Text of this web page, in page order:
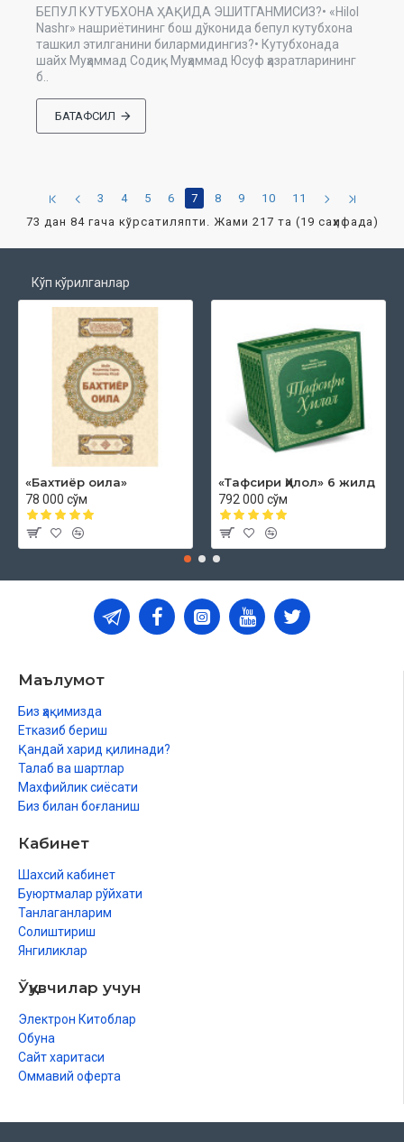
БЕПУЛ КУТУБХОНА ҲАҚИДА ЭШИТГАНМИСИЗ?• «Hilol
Nashr» нашриётининг бош дўконида бепул кутубхона
ташкил этилганини билармидингиз?• Кутубхонада
шайх Муҳаммад Содиқ Муҳаммад Юсуф ҳазратларининг
б..
БАТАФСИЛ
3 4 5 6 7 8 9 10
11
73 дан 84 гача кўрсатиляпти. Жами 217 та (19 саҳифада)
Кўп кўрилганлар
«Бахтиёр оила»
78 000 сўм
«Тафсири Ҳилол» 6 жилд
792 000 сўм
Маълумот
Биз ҳақимизда
Етказиб бериш
Қандай харид қилинади?
Талаб ва шартлар
Махфийлик сиёсати
Биз билан боғланиш
Кабинет
Шахсий кабинет
Буюртмалар рўйхати
Танлаганларим
Солиштириш
Янгиликлар
Ўқувчилар учун
Электрон Китоблар
Обуна
Сайт харитаси
Оммавий оферта